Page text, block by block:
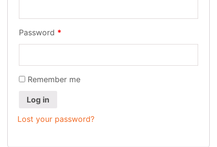
Password *
Remember me
Log in
Lost your password?